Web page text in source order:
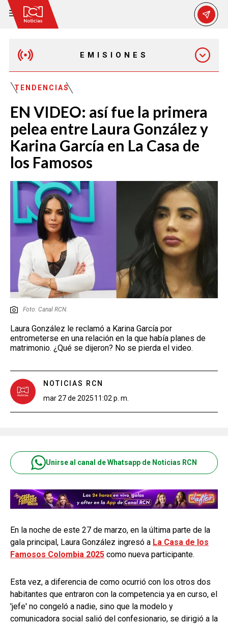
EMISIONES
MAÑANA EXPRESS
EMISIÓN 12:30 PM
EMISIÓN 7:00 PM
EMISIÓN 11:30 PM
TENDENCIAS
EN VIDEO: así fue la primera
pelea entre Laura González y
Karina García en La Casa de
los Famosos
Foto: Canal RCN.
Laura González le reclamó a Karina García por
entrometerse en una relación en la que había planes de
matrimonio. ¿Qué se dijeron? No se pierda el video.
NOTICIAS RCN
mar 27 de 202511:02 p. m.
Unirse al canal de Whatsapp de Noticias RCN
En la noche de este 27 de marzo, en la última parte de la
gala principal, Laura González ingresó a La Casa de los
Famosos Colombia 2025 como nueva participante.
Esta vez, a diferencia de como ocurrió con los otros dos
habitantes que entraron con la competencia ya en curso, el
'jefe' no congeló a nadie, sino que la modelo y
comunicadora social salió del confesionario, se dirigió a la